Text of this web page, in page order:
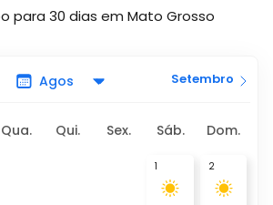
para 30 dias em Mato Grosso
Setembro
Qua. Qui. Sex. Sáb. Dom.
1 2